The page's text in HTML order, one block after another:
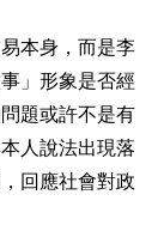
本身，而是李
」形象是否經
題或許不是有
人說法出現落
回應社會對政